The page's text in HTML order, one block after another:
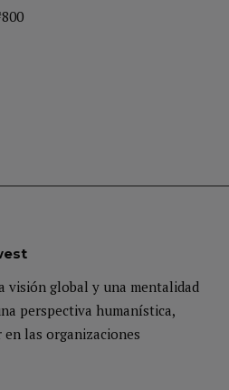
visión global y una mentalidad
perspectiva humanística,
las organizaciones